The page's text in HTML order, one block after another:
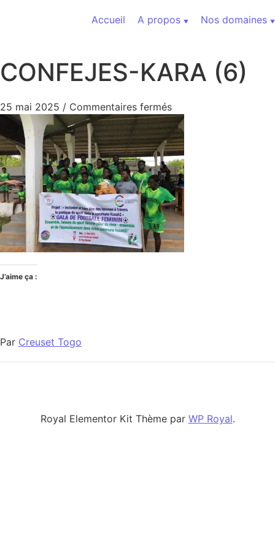
Accueil
A propos Nos domaines
CONFEJES-KARA (6)
25 mai 2025 / Commentaires ferméssur CONFEJES-KARA
J’aime ça :
Par Creuset Togo
Royal Elementor Kit Thème par WP Royal.